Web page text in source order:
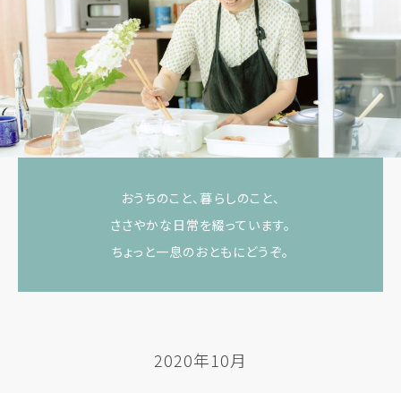
おうちのこと、暮らしのこと、
ささやかな日常を綴っています。
ちょっと一息のおともにどうぞ。
2020年10月